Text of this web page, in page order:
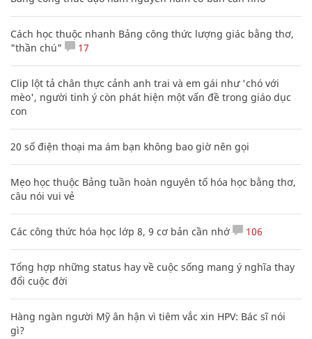
Cách học thuộc nhanh Bảng công thức lượng giác bằng thơ,
"thần chú"
17
Clip lột tả chân thực cảnh anh trai và em gái như 'chó với
mèo', người tinh ý còn phát hiện một vấn đề trong giáo dục
con
20 số điện thoại ma ám bạn không bao giờ nên gọi
Mẹo học thuộc Bảng tuần hoàn nguyên tố hóa học bằng thơ,
câu nói vui vẻ
Các công thức hóa học lớp 8, 9 cơ bản cần nhớ 106
Tổng hợp những status hay về cuộc sống mang ý nghĩa thay
đổi cuộc đời
Hàng ngàn người Mỹ ân hận vì tiêm vắc xin HPV: Bác sĩ nói
gì?